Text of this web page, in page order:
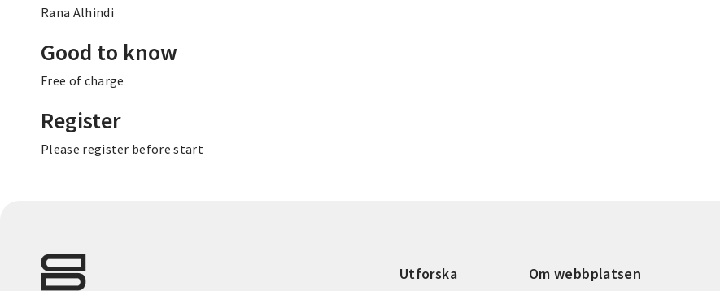
Rana Alhindi
Good to know
Free of charge
Register
Please register before start
Utforska Om webbplatsen